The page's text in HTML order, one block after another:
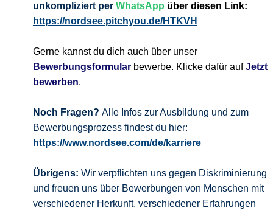
unkompliziert per WhatsApp über diesen Link:
https://nordsee.pitchyou.de/HTKVH
Gerne kannst du dich auch über unser
Bewerbungsformular bewerbe. Klicke dafür aufJetzt
bewerben.
Noch Fragen? Alle Infos zur Ausbildung und zum
Bewerbungsprozess findest du hier:
https://www.nordsee.com/de/karriere
Übrigens: Wir verpflichten uns gegen Diskriminierung
und freuen uns über Bewerbungen von Menschen mit
verschiedener Herkunft, verschiedener Erfahrungen